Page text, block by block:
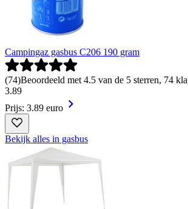
Campingaz gasbus C206 190 gram
(74)Beoordeeld met 4.5 van de 5 sterren, 74
3.89
Prijs: 3.89 euro
Bekijk alles in gasbus